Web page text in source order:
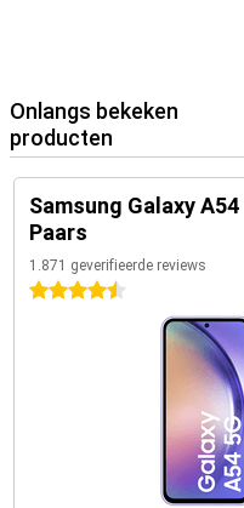
Onlangs bekeken
producten
Samsung Galaxy
Paars
1.871 geverifieerde reviews
4.5 sterren